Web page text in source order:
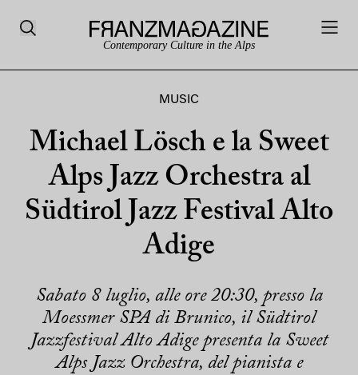
Contemporary Culture in the Alps
MUSIC
Michael Lösch e la Sweet
Alps Jazz Orchestra al
Südtirol Jazz Festival Alto
Adige
Sabato 8 luglio, alle ore 20:30, presso la
Moessmer SPA di Brunico, il Südtirol
Jazzfestival Alto Adige presenta la Sweet
Alps Jazz Orchestra, del pianista e